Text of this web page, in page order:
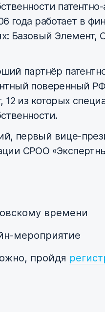
патентно-
года работает в
Базовый Элемент,
партнёр
поверенный
12 из которых
первый вице-
СРОО
времени
мероприятие
пройдя